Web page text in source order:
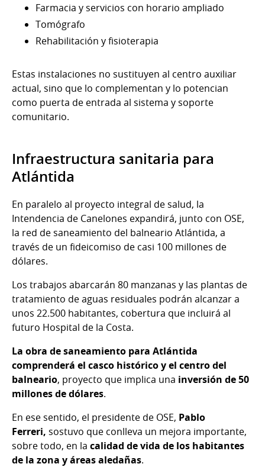
Farmacia y servicios con horario ampliado
Tomógrafo
Rehabilitación y fisioterapia
Estas instalaciones no sustituyen al centro auxiliar
actual, sino que lo complementan y lo potencian
como puerta de entrada al sistema y soporte
comunitario.
Infraestructura sanitaria para
Atlántida
En paralelo al proyecto integral de salud, la
Intendencia de Canelones expandirá, junto con OSE,
la red de saneamiento del balneario Atlántida, a
través de un fideicomiso de casi 100 millones de
dólares.
Los trabajos abarcarán 80 manzanas y las plantas de
tratamiento de aguas residuales podrán alcanzar a
unos 22.500 habitantes, cobertura que incluirá al
futuro Hospital de la Costa.
La obra de saneamiento para Atlántida
comprenderá el casco histórico y el centro del
balneario, proyecto que implica una inversión de 50
millones de dólares.
En ese sentido, el presidente de OSE, Pablo
Ferreri, sostuvo que conlleva un mejora importante,
sobre todo, en la calidad de vida de los habitantes
de la zona y áreas aledañas.